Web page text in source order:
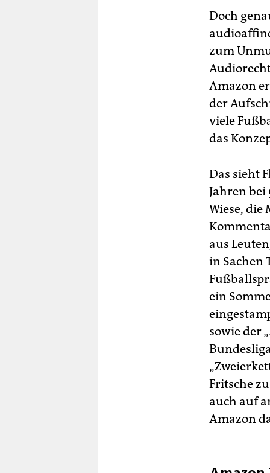
Doch
zum
Amazon
der
viele
das
Das sieht
Jahren
Wiese, die
aus
in Sachen
ein
sowie der
Fritsche
auch auf
Amazon